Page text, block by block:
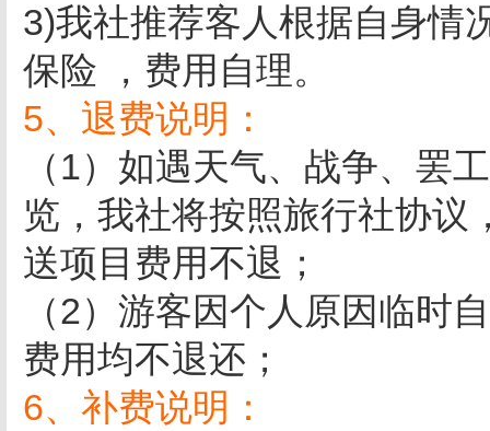
3)我社推荐客人根据自身情
保险 ，费用自理。
5、退费说明：
（1）如遇天气、战争、罢
览，我社将按照旅行社协议
送项目费用不退；
（2）游客因个人原因临时
费用均不退还；
6、补费说明：